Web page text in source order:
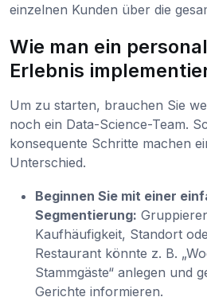
einzelnen Kunden über die
Wie man ein
Erlebnis
Um zu starten, brauchen Sie
noch ein Data-Science-Team.
konsequente Schritte machen
Unterschied.
Beginnen Sie mit einer
Segmentierung:
Kaufhäufigkeit, Standort
Restaurant könnte z. B.
Stammgäste“ anlegen und
Gerichte informieren.